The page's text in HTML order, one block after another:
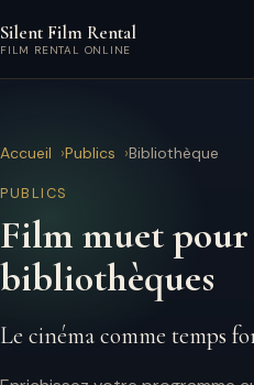
Silent Film Rental
FILM RENTAL ONLINE
Accueil Publics Bibliothèque
PUBLICS
Film muet pour
bibliothèques
Le cinéma comme temps